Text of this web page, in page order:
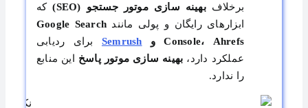
برخلافبهینه سازی موتور جستجو (SEO)
که
ابزارهای رایگان و پولی مانند Google Search
Console، Ahrefs و
Semrush برای ردیابی
عملکرد دارد، بهینه سازی موتور پاسخ این منابع
را ندارد.